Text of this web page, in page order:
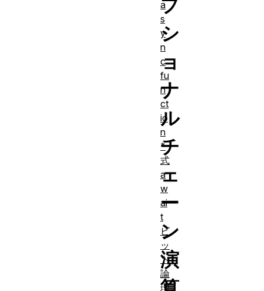
プ
シ
ョ
ナ
ル
チ
ェ
ー
ン
演
a
s
y
n
c
fu
n
ct
io
n
*
式
a
w
ai
t
ビ
ッ
ト
論
理